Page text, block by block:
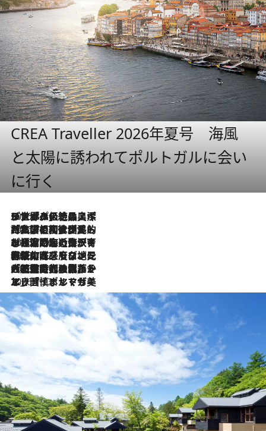
CREA Traveller 2026年夏号 海風
と太陽に誘われてポルトガルに会い
に行く
2026.8.8
リスボンの絶品スイーツ「パステル・デ・ナタ」とは？ポルトガル伝統の奥深い世界へ
2026.7.27
「私の祖国はポルトガル語です」国民的詩人フェルナンド・ペソアと、彼が愛した文学の街を歩く
2026.7.26
ポルトガル近海が育む極上の海の幸。キリリと冷えた白ワインと愉しむ、シーフード専門店の贅沢
2026.7.22
伝統の味をモダンに昇華。高感度な地元客が集う、リスボンの最旬ガストロノミー
2026.7.21
大航海時代の栄華から、震災、独裁、そして革命へ。ポルトガル・首都リスボンの石畳に刻まれた「歴史の光と影」
2026.7.13
エッセイ・ヤマザキマリ「慎ましくも美しき国 ポルトガル」